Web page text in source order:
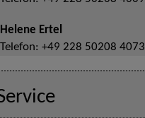
Helene Ertel
Telefon: +49 228 50208 4073